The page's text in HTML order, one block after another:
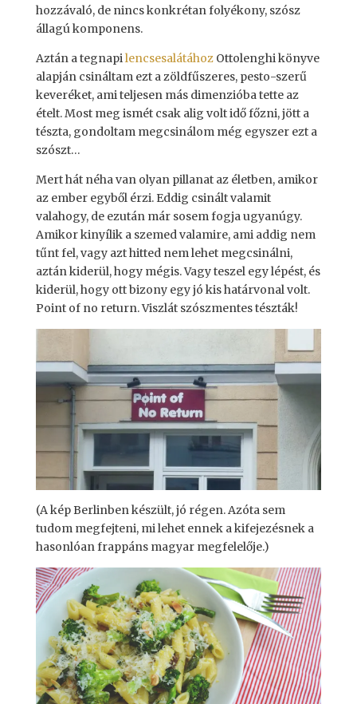
hozzávaló, de nincs konkrétan folyékony, szósz
állagú komponens.
Aztán a tegnapilencsesalátáhozOttolenghi könyve
alapján csináltam ezt a zöldfűszeres, pesto-szerű
keveréket, ami teljesen más dimenzióba tette az
ételt. Most meg ismét csak alig volt idő főzni, jött a
tészta, gondoltam megcsinálom még egyszer ezt a
szószt…
Mert hát néha van olyan pillanat az életben, amikor
az ember egyből érzi. Eddig csinált valamit
valahogy, de ezután már sosem fogja ugyanúgy.
Amikor kinyílik a szemed valamire, ami addig nem
tűnt fel, vagy azt hitted nem lehet megcsinálni,
aztán kiderül, hogy mégis. Vagy teszel egy lépést, és
kiderül, hogy ott bizony egy jó kis határvonal volt.
Point of no return. Viszlát szószmentes tészták!
(A kép Berlinben készült, jó régen. Azóta sem
tudom megfejteni, mi lehet ennek a kifejezésnek a
hasonlóan frappáns magyar megfelelője.)